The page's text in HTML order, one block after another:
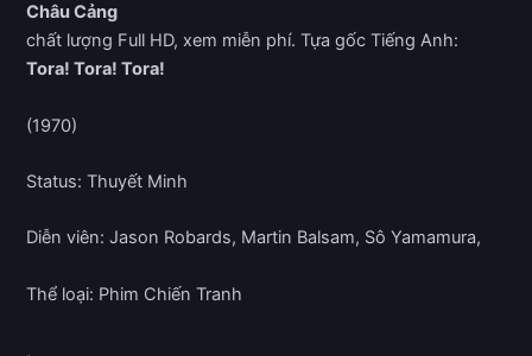
Châu Cảng
chất lượng Full HD, xem miễn phí. Tựa gốc Tiếng Anh:
Tora! Tora! Tora!
(1970)
Status: Thuyết Minh
Diễn viên: Jason Robards, Martin Balsam, Sô Yamamura,
Thể loại: Phim Chiến Tranh
,